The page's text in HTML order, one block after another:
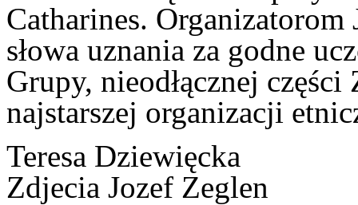
Catharines. Organizatorom
słowa uznania za godne
Grupy, nieodłącznej
najstarszej organizacji
Teresa Dziewięcka
Zdjecia Jozef Zeglen